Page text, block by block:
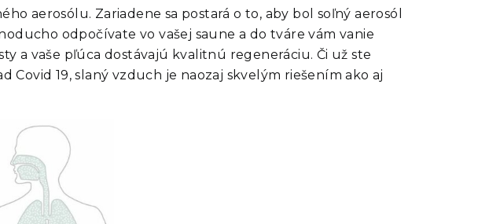
aerosólu. Zariadene sa postará o to, aby bol soľný aerosól
odpočívate vo vašej saune a do tváre vám vanie
a vaše pľúca dostávajú kvalitnú regeneráciu. Či už ste
19, slaný vzduch je naozaj skvelým riešením ako aj